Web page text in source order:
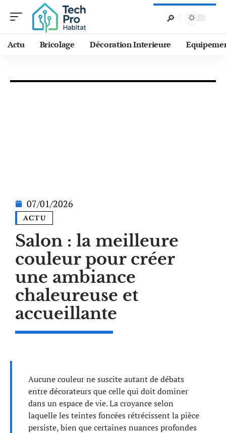
Actu Bricolage Décoration Interieure
07/01/2026
ACTU
Salon : la meilleure
couleur pour créer
une ambiance
chaleureuse et
accueillante
Aucune couleur ne suscite autant de débats
entre décorateurs que celle qui doit dominer
dans un espace de vie. La croyance selon
laquelle les teintes foncées rétrécissent la pièce
persiste, bien que certaines nuances profondes